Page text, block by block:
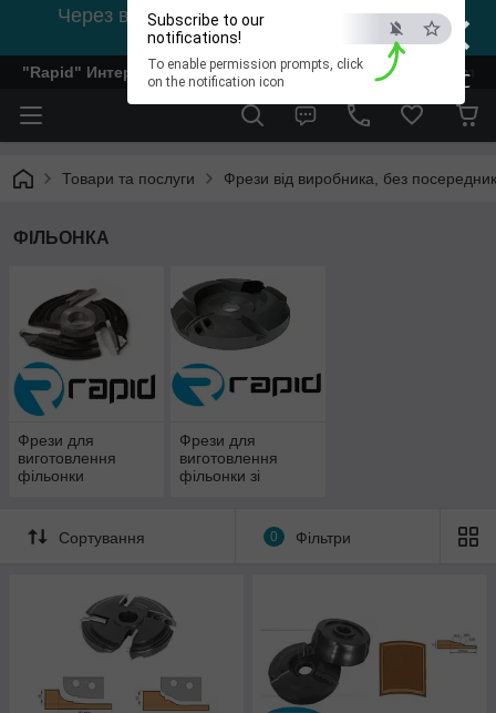
×
ESC
Subscribe to our
notifications!
To enable permission prompts, click
on the notification icon
Через відсутність світла, зв'язок на viber
0978002056
"Rapid" Интернет-магазин деревообрабатывающего
Товари та послуги Фрези від виробника, без
ФІЛЬОНКА
Фрези для
виготовлення
фільонки
Фрези для
виготовлення
фільонки зі
Сортування 0 Фільтри